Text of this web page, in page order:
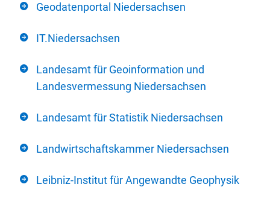
Geodatenportal Niedersachsen
IT.Niedersachsen
Landesamt für Geoinformation und
Landesvermessung Niedersachsen
Landesamt für Statistik Niedersachsen
Landwirtschaftskammer Niedersachsen
Leibniz-Institut für Angewandte Geophysik